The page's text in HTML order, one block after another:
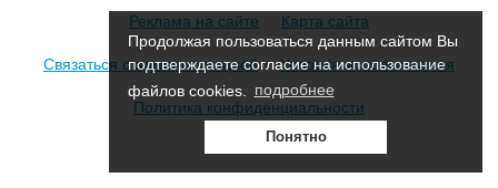
Продолжая пользоваться данным сайтом Вы
подтверждаете согласие на использование
файлов cookies.
подробнее
Понятно
Реклама на сайте
Карта сайта
Связаться с администрацией
Условия использования
Политика конфиденциальности